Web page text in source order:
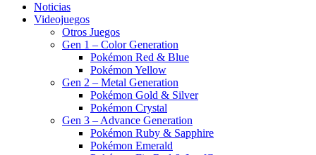
Noticias
Videojuegos
Otros Juegos
Gen 1 – Color Generation
Pokémon Red & Blue
Pokémon Yellow
Gen 2 – Metal Generation
Pokémon Gold & Silver
Pokémon Crystal
Gen 3 – Advance Generation
Pokémon Ruby & Sapphire
Pokémon Emerald